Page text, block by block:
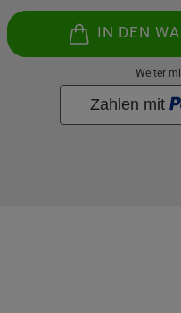
IN DEN
Weiter